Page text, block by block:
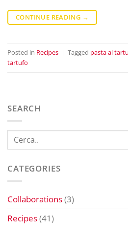
CONTINUE READING →
Posted in Recipes | Tagged pasta al
tartufo
SEARCH
CATEGORIES
Collaborations(3)
Recipes(41)